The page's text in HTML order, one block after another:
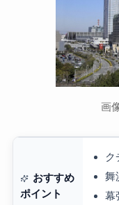
画
おすすめ
ポイント
ク
舞
幕